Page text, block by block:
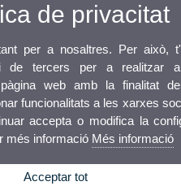
de privacitat
per a nosaltres. Per això,
de tercers per a realitzar
web amb la finalitat de
funcionalitats a les xarxes
accepta o modifica la
més informació Més informació
Acceptar tot